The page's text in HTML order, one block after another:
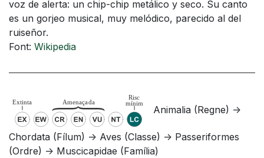
voz de alerta: un chip-chip metálico y seco. Su canto
es un gorjeo musical, muy melódico, parecido al del
ruiseñor.
Font: Wikipedia
Animalia (Regne) ->
Chordata (Fílum) -> Aves (Classe) -> Passeriformes
(Ordre) -> Muscicapidae (Família)